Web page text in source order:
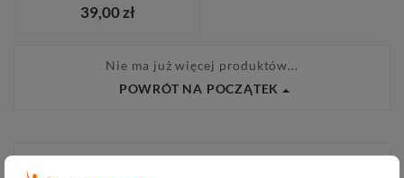
39,00 zł
Nie ma już więcej produktów...
POWRÓT NA POCZĄTEK